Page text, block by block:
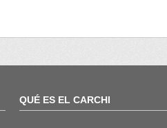
QUÉ ES EL CARCHI